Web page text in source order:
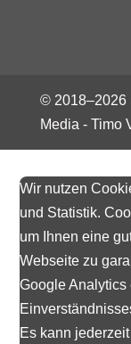
© 2018–2026
Media - Timo
Wir nutzen
und Statistik.
um Ihnen eine
Webseite zu
Google Analytics
Es kann